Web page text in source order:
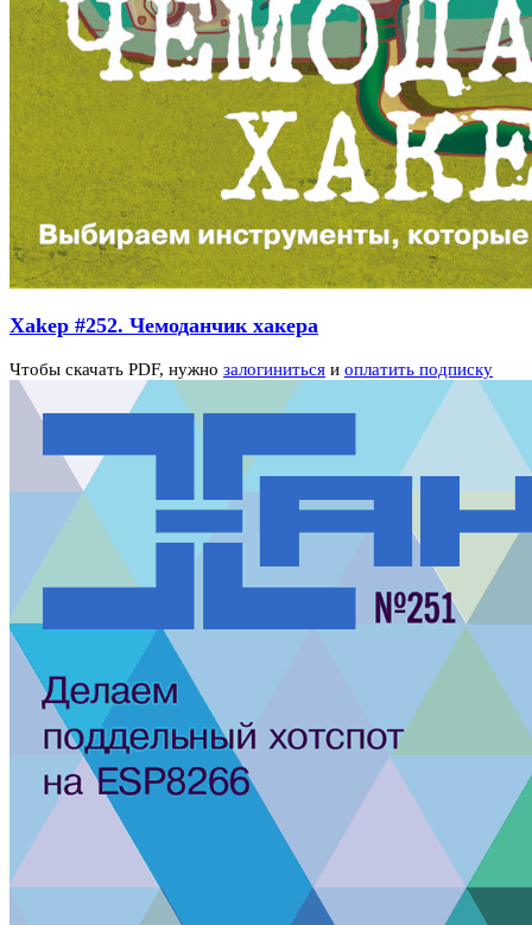
Xakep #252. Чемоданчик хакера
Чтобы скачать PDF, нужно залогиниться и оплатить подписку